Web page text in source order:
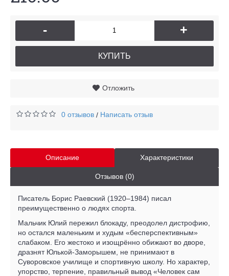
- +
КУПИТЬ
Отложить
0 отзывов / Написать отзыв
Описание Характеристики
Отзывов (0)
Писатель Борис Раевский (1920–1984) писал
преимущественно о людях спорта.
Мальчик Юлий пережил блокаду, преодолел дистрофию,
но остался маленьким и худым «бесперспективным»
слабаком. Его жестоко и изощрённо обижают во дворе,
дразнят Юлькой-Заморышем, не принимают в
Суворовское училище и спортивную школу. Но характер,
упорство, терпение, правильный вывод «Человек сам